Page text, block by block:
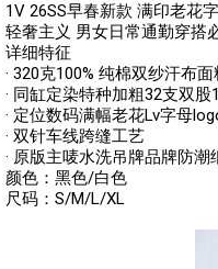
1V 26SS早春新款 满印老花
轻奢主义 男女日常通勤穿搭
详细特征
· 320克100% 纯棉双纱汗布面
· 同缸定染特种加粗32支双股
· 定位数码满幅老花Lv字母
· 双针车线跨缝工艺
· 原版主唛水洗吊牌品牌防潮
颜色：黑色/白色
尺码：S/M/L/XL